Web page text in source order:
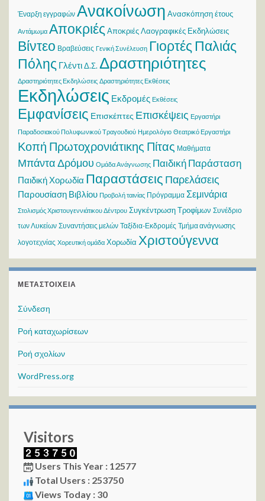
Έναρξη εγγραφών Ανακοίνωση Ανασκόπηση έτους
Αντάμωμα Αποκριές Αποκριές Λαογραφικές Εκδηλώσεις
Βίντεο Βραβεύσεις Γενική Συνέλευση Γιορτές Παλιάς
Πόλης ΓλέντιΔ.Σ.Δραστηριότητες
Δραστηριότητες Εκδηλώσεις Δραστηριότητες Εκθέσεις
Εκδηλώσεις Εκδρομές Εκθέσεις
Εμφανίσεις Επισκέπτες Επισκέψεις Εργαστήρι
Παραδοσιακού Πολυφωνικού Τραγουδιού Ημερολόγιο Θεατρικό Εργαστήρι
Κοπή Πρωτοχρονιάτικης Πίτας Μαθήματα
Μπάντα Δρόμου Ομάδα Ανάγνωσης Παιδική Παράσταση
Παιδική Χορωδία Παραστάσεις Παρελάσεις
Παρουσίαση Βιβλίου Προβολή ταινίας Πρόγραμμα Σεμινάρια
Στολισμός Χριστουγεννιάτικου Δέντρου Συγκέντρωση Τροφίμων Συνέδριο
των Λυκείων Συναντήσεις μελών Ταξίδια-Εκδρομές Τμήμα ανάγνωσης
λογοτεχνίας Χορευτική ομάδα Χορωδία Χριστούγεννα
ΜΕΤΑΣΤΟΙΧΕΊΑ
Σύνδεση
Ροή καταχωρίσεων
Ροή σχολίων
WordPress.org
Visitors
Users This Year : 12577
Total Users : 253750
Views Today : 30